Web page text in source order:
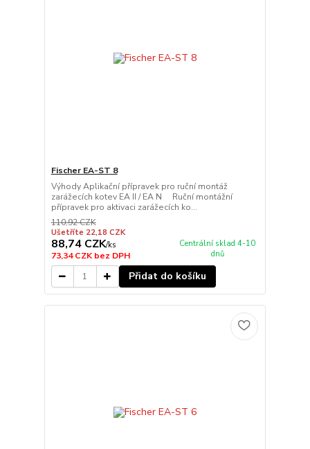
Fischer EA-ST 8
Výhody Aplikační přípravek pro ruční montáž
zarážecích kotev EA II / EA N Ruční montážní
přípravek pro aktivaci zarážecích ko...
110,92 CZK
Ušetříte 22,18 CZK
88,74 CZK/ks
73,34 CZKbez DPH
Centrální sklad 4-10
dnů
Přidat do košíku